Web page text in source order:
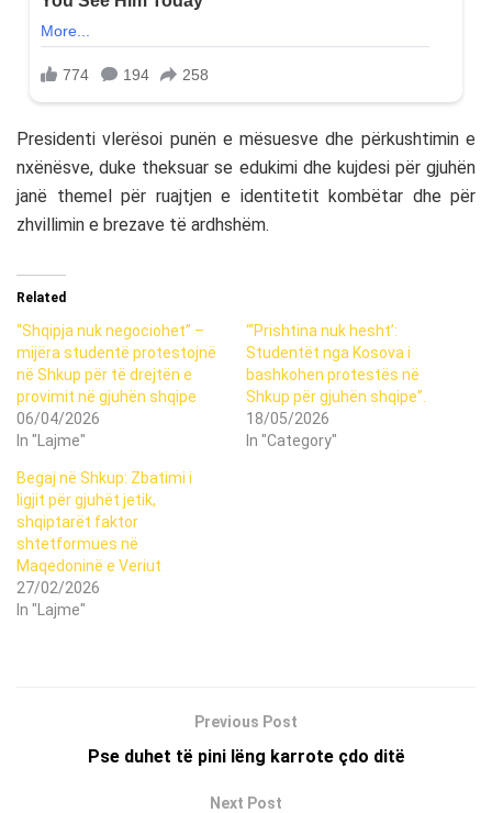
Presidenti vlerësoi punën e mësuesve dhe përkushtimin e
nxënësve, duke theksuar se edukimi dhe kujdesi për gjuhën
janë themel për ruajtjen e identitetit kombëtar dhe për
zhvillimin e brezave të ardhshëm.
Related
“Shqipja nuk negociohet” –
mijëra studentë protestojnë
në Shkup për të drejtën e
provimit në gjuhën shqipe
06/04/2026
In "Lajme"
“‘Prishtina nuk hesht’:
Studentët nga Kosova i
bashkohen protestës në
Shkup për gjuhën shqipe”.
18/05/2026
In "Category"
Begaj në Shkup: Zbatimi i
ligjit për gjuhët jetik,
shqiptarët faktor
shtetformues në
Maqedoninë e Veriut
27/02/2026
In "Lajme"
Previous Post
Pse duhet të pini lëng karrote çdo ditë
Next Post